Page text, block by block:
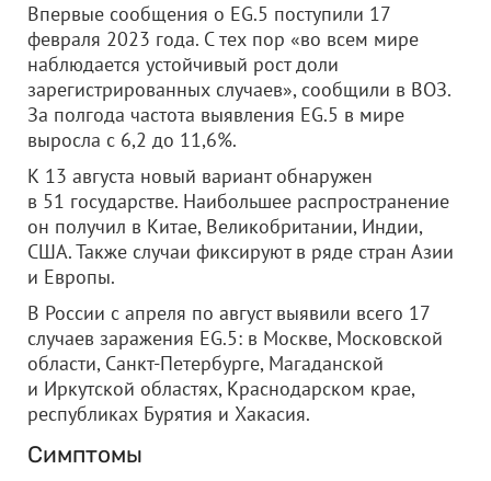
Впервые сообщения о EG.5 поступили 17
февраля 2023 года. С тех пор «во всем мире
наблюдается устойчивый рост доли
зарегистрированных случаев», сообщили в ВОЗ.
За полгода частота выявления EG.5 в мире
выросла с 6,2 до 11,6%.
К 13 августа новый вариант обнаружен
в 51 государстве. Наибольшее распространение
он получил в Китае, Великобритании, Индии,
США. Также случаи фиксируют в ряде стран Азии
и Европы.
В России с апреля по август выявили всего 17
случаев заражения EG.5: в Москве, Московской
области, Санкт-Петербурге, Магаданской
и Иркутской областях, Краснодарском крае,
республиках Бурятия и Хакасия.
Симптомы